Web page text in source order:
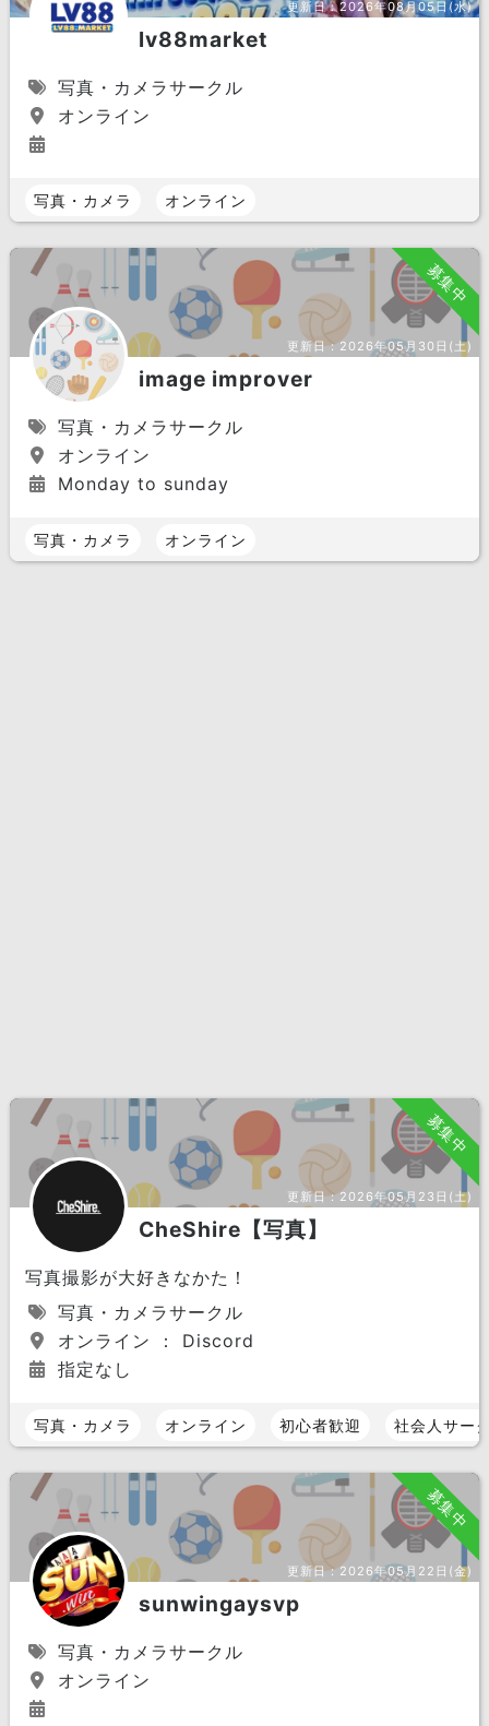
更新日：2026年08月05日(水)
lv88market
写真・カメラサークル
オンライン
写真・カメラ オンライン
募集中
更新日：2026年05月30日(土)
image improver
写真・カメラサークル
オンライン
Monday to sunday
写真・カメラ オンライン
募集中
更新日：2026年05月23日(土)
CheShire【写真】
写真撮影が大好きなかた！
写真・カメラサークル
オンライン ： Discord
指定なし
写真・カメラ オンライン 初心者歓迎 社会人サー
募集中
更新日：2026年05月22日(金)
sunwingaysvp
写真・カメラサークル
オンライン